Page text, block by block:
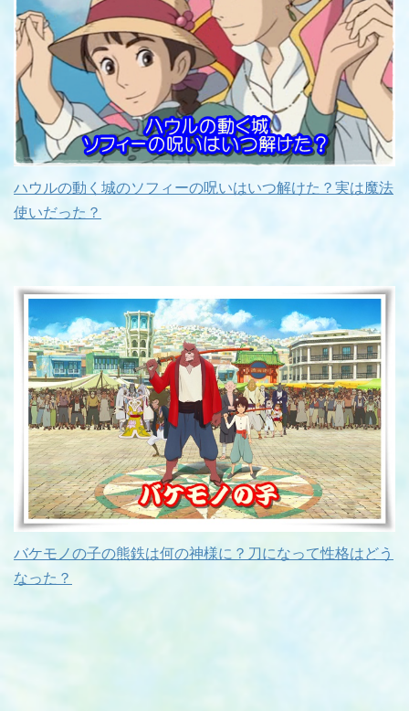
ハウルの動く城のソフィーの呪いはいつ解けた？実は魔法
使いだった？
バケモノの子の熊鉄は何の神様に？刀になって性格はどう
なった？